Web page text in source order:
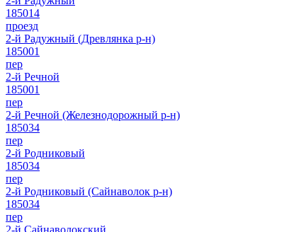
185014
проезд
2-й Радужный (Древлянка р-н)
185001
пер
2-й Речной
185001
пер
2-й Речной (Железнодорожный р-н)
185034
пер
2-й Родниковый
185034
пер
2-й Родниковый (Сайнаволок р-н)
185034
пер
2-й Сайнаволокский